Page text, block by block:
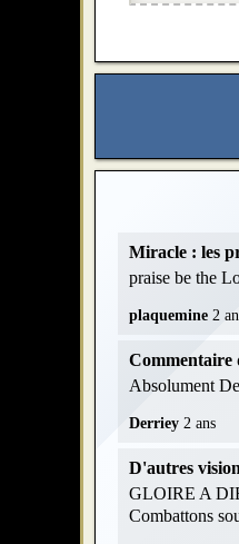
Miracle : les
praise be the
plaquemine 2
Commentaire
Absolument
Derriey 2 ans
D'autres
GLOIRE A
Combattons